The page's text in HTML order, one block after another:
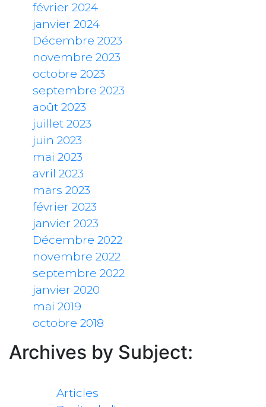
février 2024
janvier 2024
Décembre 2023
novembre 2023
octobre 2023
septembre 2023
août 2023
juillet 2023
juin 2023
mai 2023
avril 2023
mars 2023
février 2023
janvier 2023
Décembre 2022
novembre 2022
septembre 2022
janvier 2020
mai 2019
octobre 2018
Archives by Subject:
Articles